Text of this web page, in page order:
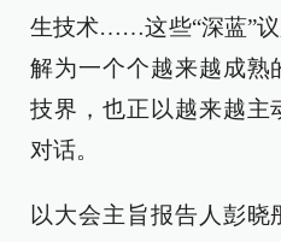
生技术……这些“深蓝”
解为一个个越来越成熟
技界，也正以越来越主
对话。
以大会主旨报告人彭